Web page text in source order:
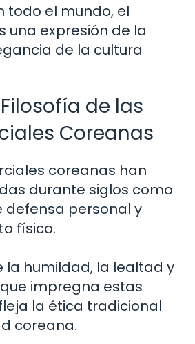
todo el mundo, el
una expresión de la
de la cultura
de las
Coreanas
coreanas han
durante siglos como
defensa personal y
físico.
la humildad, la lealtad y
impregna estas
la ética tradicional
coreana.